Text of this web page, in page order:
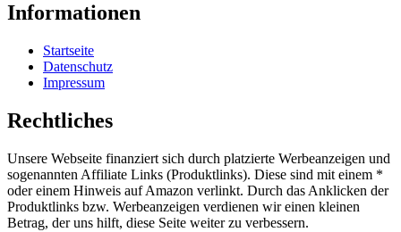
Informationen
Startseite
Datenschutz
Impressum
Rechtliches
Unsere Webseite finanziert sich durch platzierte Werbeanzeigen und
sogenannten Affiliate Links (Produktlinks). Diese sind mit einem *
oder einem Hinweis auf Amazon verlinkt. Durch das Anklicken der
Produktlinks bzw. Werbeanzeigen verdienen wir einen kleinen
Betrag, der uns hilft, diese Seite weiter zu verbessern.